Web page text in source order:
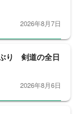
2026年8月7日
り 剣道の全日
2026年8月6日